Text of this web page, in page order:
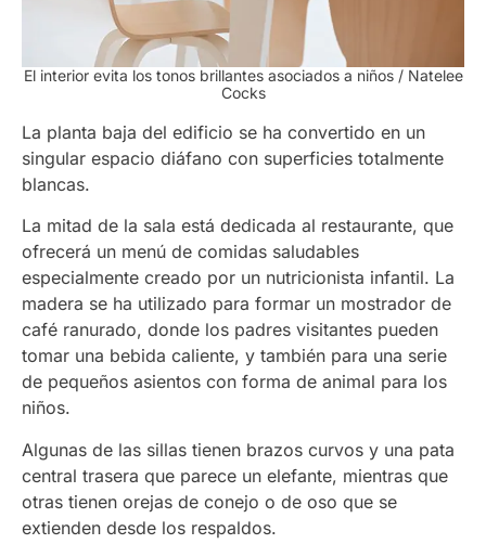
El interior evita los tonos brillantes asociados a niños / Natelee
Cocks
La planta baja del edificio se ha convertido en un
singular espacio diáfano con superficies totalmente
blancas.
La mitad de la sala está dedicada al restaurante, que
ofrecerá un menú de comidas saludables
especialmente creado por un nutricionista infantil. La
madera se ha utilizado para formar un mostrador de
café ranurado, donde los padres visitantes pueden
tomar una bebida caliente, y también para una serie
de pequeños asientos con forma de animal para los
niños.
Algunas de las sillas tienen brazos curvos y una pata
central trasera que parece un elefante, mientras que
otras tienen orejas de conejo o de oso que se
extienden desde los respaldos.